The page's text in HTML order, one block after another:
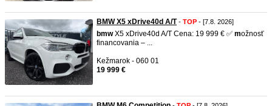
BMW X5 xDrive40d A/T- TOP - [7.8. 2026]
bmwX5 xDrive40d A/T Cena: 19 999 € ✅ možnosť
financovania – ...
Kežmarok - 060 01
19 999 €